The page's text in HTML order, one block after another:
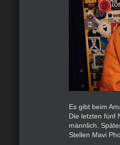
Es gibt beim
Die letzten fünf
männlich.
Stellen Mavi